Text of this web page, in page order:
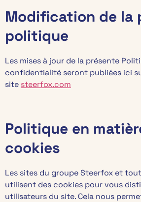
Modification de la
politique
Les mises à jour de la présente
confidentialité seront publiées ici
site steerfox.com
Politique en
cookies
Les sites du groupe Steerfox et
utilisent des cookies pour vous
utilisateurs du site. Cela nous